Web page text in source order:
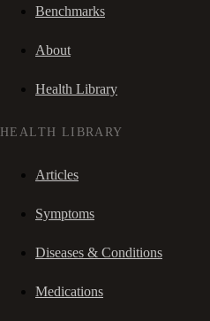
Benchmarks
About
Health Library
HEALTH LIBRARY
Articles
Symptoms
Diseases & Conditions
Medications